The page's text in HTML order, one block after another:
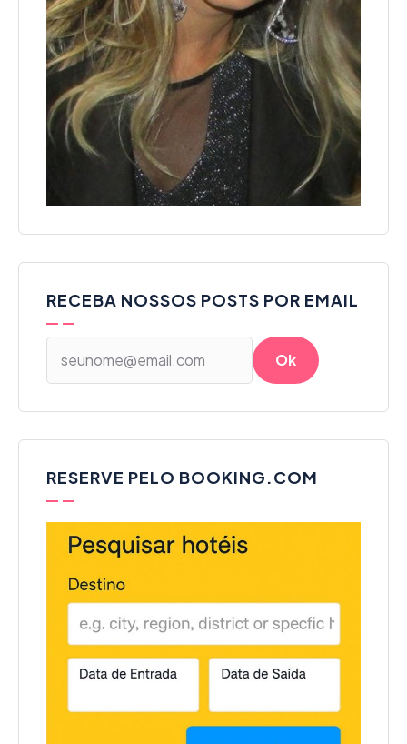
RECEBA NOSSOS POSTS POR EMAIL
RESERVE PELO BOOKING.COM